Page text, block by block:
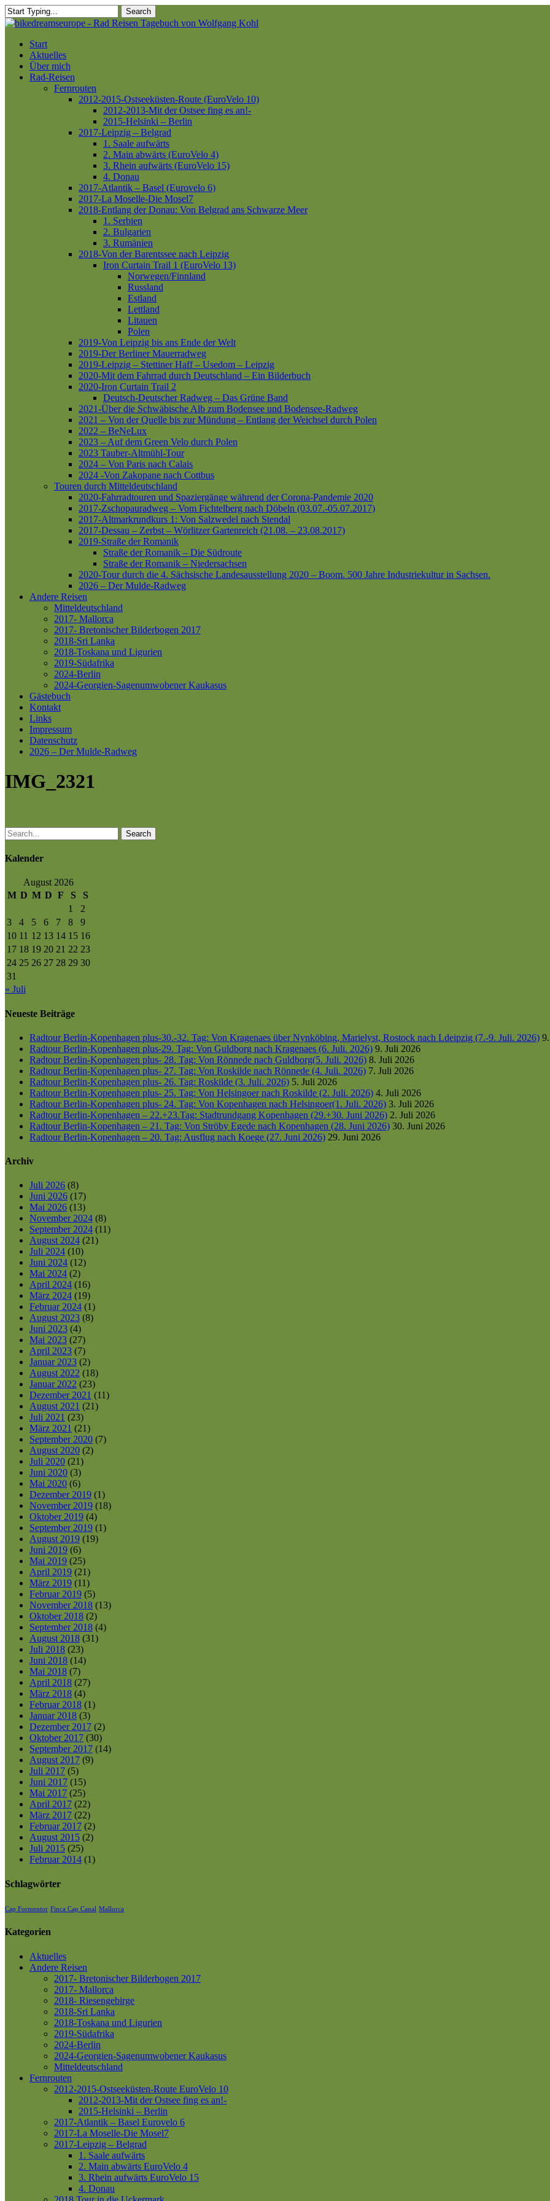
Skip
to
content
Search
Close
Menu
Start
Aktuelles
Über mich
Rad-Reisen
Fernrouten
2012-2015-Ostseeküsten-Route (EuroVelo 10)
2012-2013-Mit der Ostsee fing es an!-
2015-Helsinki – Berlin
2017-Leipzig – Belgrad
1. Saale aufwärts
2. Main abwärts (EuroVelo 4)
3. Rhein aufwärts (EuroVelo 15)
4. Donau
2017-Atlantik – Basel (Eurovelo 6)
2017-La Moselle-Die Mosel7
2018-Entlang der Donau: Von Belgrad ans Schwarze Meer
1. Serbien
2. Bulgarien
3. Rumänien
2018-Von der Barentssee nach Leipzig
Iron Curtain Trail 1 (EuroVelo 13)
Norwegen/Finnland
Russland
Estland
Lettland
Litauen
Polen
2019-Von Leipzig bis ans Ende der Welt
2019-Der Berliner Mauerradweg
2019-Leipzig – Stettiner Haff – Usedom – Leipzig
2020-Mit dem Fahrrad durch Deutschland – Ein Bilderbuch
2020-Iron Curtain Trail 2
Deutsch-Deutscher Radweg – Das Grüne Band
2021-Über die Schwäbische Alb zum Bodensee und Bodensee-Radweg
2021 – Von der Quelle bis zur Mündung – Entlang der Weichsel durch Polen
2022 – BeNeLux
2023 – Auf dem Green Velo durch Polen
2023 Tauber-Altmühl-Tour
2024 – Von Paris nach Calais
2024 -Von Zakopane nach Cottbus
Touren durch Mitteldeutschland
2020-Fahrradtouren und Spaziergänge während der Corona-Pandemie 2020
2017-Zschopauradweg – Vom Fichtelberg nach Döbeln (03.07.-05.07.2017)
2017-Altmarkrundkurs 1: Von Salzwedel nach Stendal
2017-Dessau – Zerbst – Wörlitzer Gartenreich (21.08. – 23.08.2017)
2019-Straße der Romanik
Straße der Romanik – Die Südroute
Straße der Romanik – Niedersachsen
2020-Tour durch die 4. Sächsische Landesausstellung 2020 – Boom. 500 Jahre Industriekultur in Sachsen.
2026 – Der Mulde-Radweg
Andere Reisen
Mitteldeutschland
2017- Mallorca
2017- Bretonischer Bilderbogen 2017
2018-Sri Lanka
2018-Toskana und Ligurien
2019-Südafrika
2024-Berlin
2024-Georgien-Sagenumwobener Kaukasus
Gästebuch
Kontakt
Links
Impressum
Datenschutz
2026 – Der Mulde-Radweg
IMG_2321
Search
Kalender
August 2026
M D M D F S
S
1
2
3
4 5 6 7 8
9
10 11 12 13 14 15 16
17 18 19 20 21 22 23
24 25 26 27 28 29 30
31
« Juli
Neueste Beiträge
Radtour Berlin-Kopenhagen plus-30.-32. Tag: Von Kragenaes über Nynköbing, Marielyst, Rostock nach Ldeipzig (7.-9. Juli. 2026)
Radtour Berlin-Kopenhagen plus-29. Tag: Von Guldborg nach Kragenaes (6. Juli. 2026) 9. Juli 2026
Radtour Berlin-Kopenhagen plus- 28. Tag: Von Rönnede nach Guldborg(5. Juli. 2026) 8. Juli 2026
Radtour Berlin-Kopenhagen plus- 27. Tag: Von Roskilde nach Rönnede (4. Juli. 2026) 7. Juli 2026
Radtour Berlin-Kopenhagen plus- 26. Tag: Roskilde (3. Juli. 2026) 5. Juli 2026
Radtour Berlin-Kopenhagen plus- 25. Tag: Von Helsingoer nach Roskilde (2. Juli. 2026) 4. Juli 2026
Radtour Berlin-Kopenhagen plus- 24. Tag: Von Kopenhagen nach Helsingoer(1. Juli. 2026) 3. Juli 2026
Radtour Berlin-Kopenhagen – 22.+23.Tag: Stadtrundgang Kopenhagen (29.+30. Juni 2026) 2. Juli 2026
Radtour Berlin-Kopenhagen – 21. Tag: Von Ströby Egede nach Kopenhagen (28. Juni 2026) 30. Juni 2026
Radtour Berlin-Kopenhagen – 20. Tag: Ausflug nach Koege (27. Juni 2026) 29. Juni 2026
Archiv
Juli 2026 (8)
Juni 2026 (17)
Mai 2026 (13)
November 2024 (8)
September 2024 (11)
August 2024 (21)
Juli 2024 (10)
Juni 2024 (12)
Mai 2024 (2)
April 2024 (16)
März 2024 (19)
Februar 2024 (1)
August 2023 (8)
Juni 2023 (4)
Mai 2023 (27)
April 2023 (7)
Januar 2023 (2)
August 2022 (18)
Januar 2022 (23)
Dezember 2021 (11)
August 2021 (21)
Juli 2021 (23)
März 2021 (21)
September 2020 (7)
August 2020 (2)
Juli 2020 (21)
Juni 2020 (3)
Mai 2020 (6)
Dezember 2019 (1)
November 2019 (18)
Oktober 2019 (4)
September 2019 (1)
August 2019 (19)
Juni 2019 (6)
Mai 2019 (25)
April 2019 (21)
März 2019 (11)
Februar 2019 (5)
November 2018 (13)
Oktober 2018 (2)
September 2018 (4)
August 2018 (31)
Juli 2018 (23)
Juni 2018 (14)
Mai 2018 (7)
April 2018 (27)
März 2018 (4)
Februar 2018 (1)
Januar 2018 (3)
Dezember 2017 (2)
Oktober 2017 (30)
September 2017 (14)
August 2017 (9)
Juli 2017 (5)
Juni 2017 (15)
Mai 2017 (25)
April 2017 (22)
März 2017 (22)
Februar 2017 (2)
August 2015 (2)
Juli 2015 (25)
Februar 2014 (1)
Schlagwörter
Cap Formentor Finca Cap Canal Mallorca
Kategorien
Aktuelles
Andere Reisen
2017- Bretonischer Bilderbogen 2017
2017- Mallorca
2018- Riesengebirge
2018-Sri Lanka
2018-Toskana und Ligurien
2019-Südafrika
2024-Berlin
2024-Georgien-Sagenumwobener Kaukasus
Mitteldeutschland
Fernrouten
2012-2015-Ostseeküsten-Route EuroVelo 10
2012-2013-Mit der Ostsee fing es an!-
2015-Helsinki – Berlin
2017-Atlantik – Basel Eurovelo 6
2017-La Moselle-Die Mosel7
2017-Leipzig – Belgrad
1. Saale aufwärts
2. Main abwärts EuroVelo 4
3. Rhein aufwärts EuroVelo 15
4. Donau